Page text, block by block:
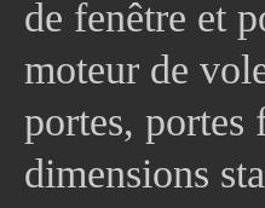
de fenêtre et
moteur de
portes, portes
dimensions